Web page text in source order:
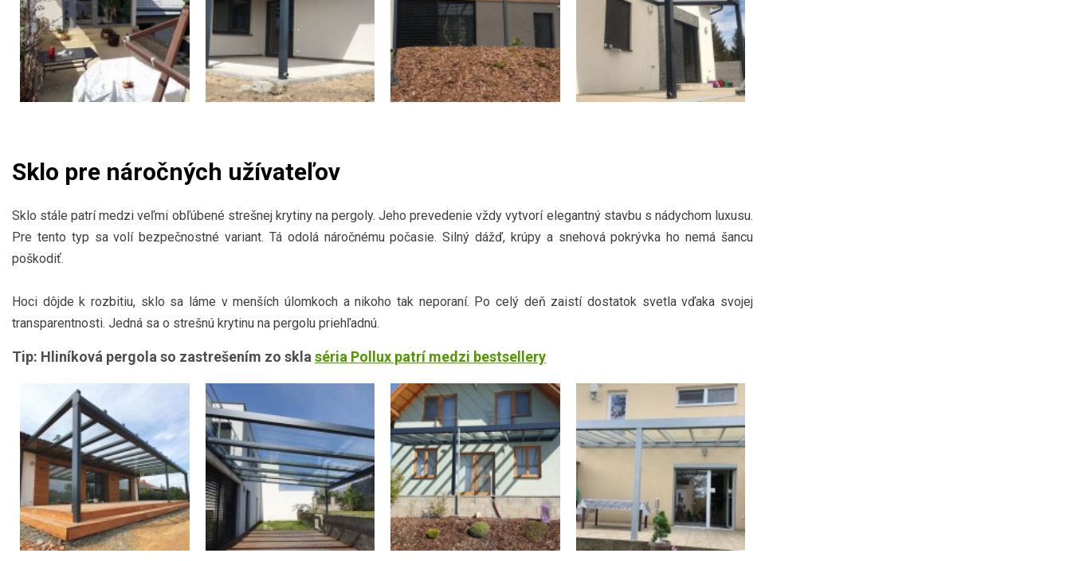
Sklo pre náročných užívateľov
Sklo stále patrí medzi veľmi obľúbené strešnej krytiny na pergoly. Jeho prevedenie vždy vytvorí elegantný stavbu s nádychom luxusu.
Pre tento typ sa volí bezpečnostné variant. Tá odolá náročnému počasie. Silný dážď, krúpy a snehová pokrývka ho nemá šancu
poškodiť.
Hoci dôjde k rozbitiu, sklo sa láme v menších úlomkoch a nikoho tak neporaní. Po celý deň zaistí dostatok svetla vďaka svojej
transparentnosti. Jedná sa o strešnú krytinu na pergolu priehľadnú.
Tip: Hliníková pergola so zastrešením zo skla séria Pollux patrí medzi bestsellery